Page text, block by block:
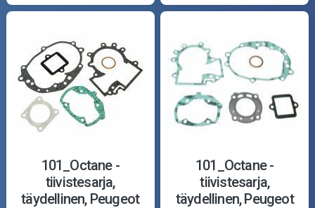
101_Octane -
tiivistesarja,
täydellinen, Peugeot
101_Octane -
tiivistesarja,
täydellinen, Peugeot